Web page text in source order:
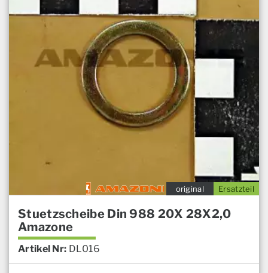
Ersatzteil
original
Stuetzscheibe Din 988 20X 28X2,0
Amazone
Artikel Nr: DL016